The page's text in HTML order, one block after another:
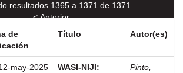
resultados 1365 a 1371 de 1371
< Anterior
de
Título Autor(es)
may-2025
WASI-NIJI:
Pinto,